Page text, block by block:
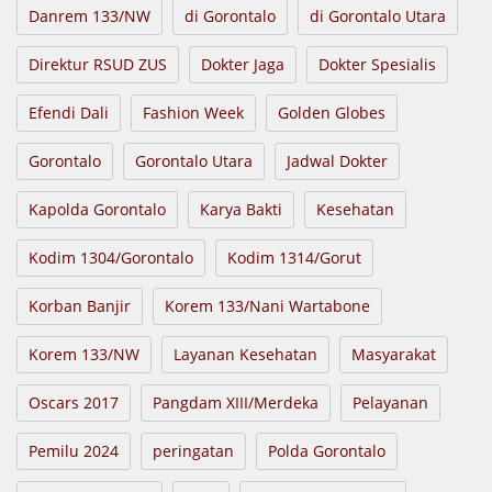
Danrem 133/NW di Gorontalo di Gorontalo Utara
Direktur RSUD ZUS Dokter Jaga Dokter Spesialis
Efendi Dali Fashion Week Golden Globes
Gorontalo Gorontalo Utara Jadwal Dokter
Kapolda Gorontalo Karya Bakti Kesehatan
Kodim 1304/Gorontalo Kodim 1314/Gorut
Korban Banjir Korem 133/Nani Wartabone
Korem 133/NW Layanan Kesehatan Masyarakat
Oscars 2017 Pangdam XIII/Merdeka Pelayanan
Pemilu 2024 peringatan Polda Gorontalo